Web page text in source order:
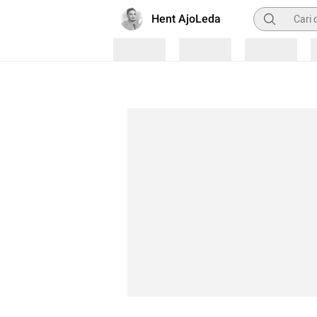
Hent AjoLeda Pencarian